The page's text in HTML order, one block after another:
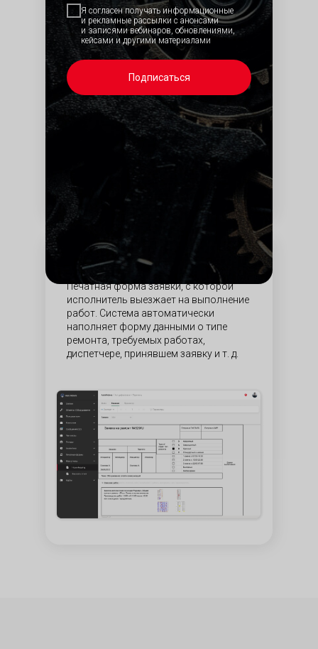
дальнейшей работы и рекомендации
по устранению неполадок
Печатная форма заявки, с которой
исполнитель выезжает на выполнение
работ. Система автоматически
наполняет форму данными о типе
ремонта, требуемых работах,
диспетчере, принявшем заявку и т. д.
Заявка на ремонт
Я согласен получать информационные
и рекламные рассылки с анонсами
и записями вебинаров, обновлениями,
кейсами и другими материалами
Подписаться